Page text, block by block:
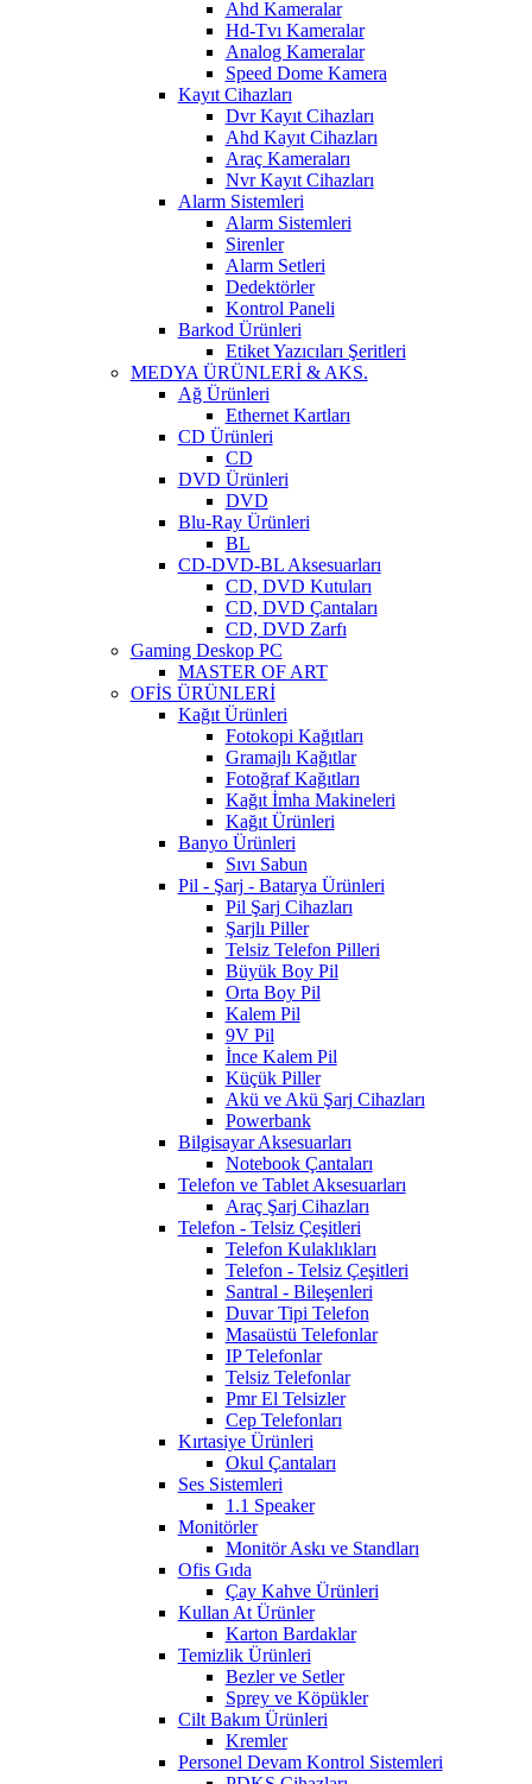
Ahd Kameralar
Hd-Tvı Kameralar
Analog Kameralar
Speed Dome Kamera
Kayıt Cihazları
Dvr Kayıt Cihazları
Ahd Kayıt Cihazları
Araç Kameraları
Nvr Kayıt Cihazları
Alarm Sistemleri
Alarm Sistemleri
Sirenler
Alarm Setleri
Dedektörler
Kontrol Paneli
Barkod Ürünleri
Etiket Yazıcıları Şeritleri
MEDYA ÜRÜNLERİ & AKS.
Ağ Ürünleri
Ethernet Kartları
CD Ürünleri
CD
DVD Ürünleri
DVD
Blu-Ray Ürünleri
BL
CD-DVD-BL Aksesuarları
CD, DVD Kutuları
CD, DVD Çantaları
CD, DVD Zarfı
Gaming Deskop PC
MASTER OF ART
OFİS ÜRÜNLERİ
Kağıt Ürünleri
Fotokopi Kağıtları
Gramajlı Kağıtlar
Fotoğraf Kağıtları
Kağıt İmha Makineleri
Kağıt Ürünleri
Banyo Ürünleri
Sıvı Sabun
Pil - Şarj - Batarya Ürünleri
Pil Şarj Cihazları
Şarjlı Piller
Telsiz Telefon Pilleri
Büyük Boy Pil
Orta Boy Pil
Kalem Pil
9V Pil
İnce Kalem Pil
Küçük Piller
Akü ve Akü Şarj Cihazları
Powerbank
Bilgisayar Aksesuarları
Notebook Çantaları
Telefon ve Tablet Aksesuarları
Araç Şarj Cihazları
Telefon - Telsiz Çeşitleri
Telefon Kulaklıkları
Telefon - Telsiz Çeşitleri
Santral - Bileşenleri
Duvar Tipi Telefon
Masaüstü Telefonlar
IP Telefonlar
Telsiz Telefonlar
Pmr El Telsizler
Cep Telefonları
Kırtasiye Ürünleri
Okul Çantaları
Ses Sistemleri
1.1 Speaker
Monitörler
Monitör Askı ve Standları
Ofis Gıda
Çay Kahve Ürünleri
Kullan At Ürünler
Karton Bardaklar
Temizlik Ürünleri
Bezler ve Setler
Sprey ve Köpükler
Cilt Bakım Ürünleri
Kremler
Personel Devam Kontrol Sistemleri